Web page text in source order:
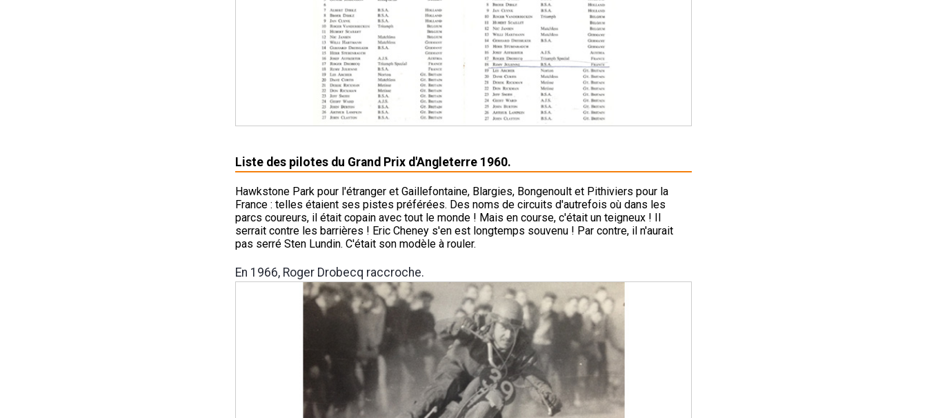
Liste des pilotes du Grand Prix d'Angleterre 1960.
Hawkstone Park pour l'étranger et Gaillefontaine, Blargies, Bongenoult et Pithiviers pour la
France : telles étaient ses pistes préférées. Des noms de circuits d'autrefois où dans les
parcs coureurs, il était copain avec tout le monde ! Mais en course, c'était un teigneux ! Il
serrait contre les barrières ! Eric Cheney s'en est longtemps souvenu ! Par contre, il n'aurait
pas serré Sten Lundin. C'était son modèle à rouler.
En 1966, Roger Drobecq raccroche.